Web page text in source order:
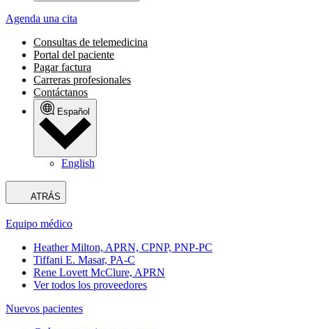
Agenda una cita
Consultas de telemedicina
Portal del paciente
Pagar factura
Carreras profesionales
Contáctanos
Español
English
ATRÁS
Equipo médico
Heather Milton, APRN, CPNP, PNP-PC
Tiffani E. Masar, PA-C
Rene Lovett McClure, APRN
Ver todos los proveedores
Nuevos pacientes